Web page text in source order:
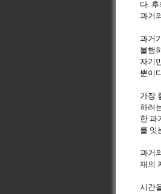
다.
과거
과거
불행
자기
뿐이
가장
하려
한 과
를 잇
과거
재의
시간